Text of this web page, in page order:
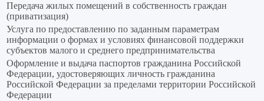
Передача жилых помещений в собственность граждан
(приватизация)
Услуга по предоставлению по заданным параметрам
информации о формах и условиях финансовой поддержки
субъектов малого и среднего предпринимательства
Оформление и выдача паспортов гражданина Российской
Федерации, удостоверяющих личность гражданина
Российской Федерации за пределами территории Российской
Федерации